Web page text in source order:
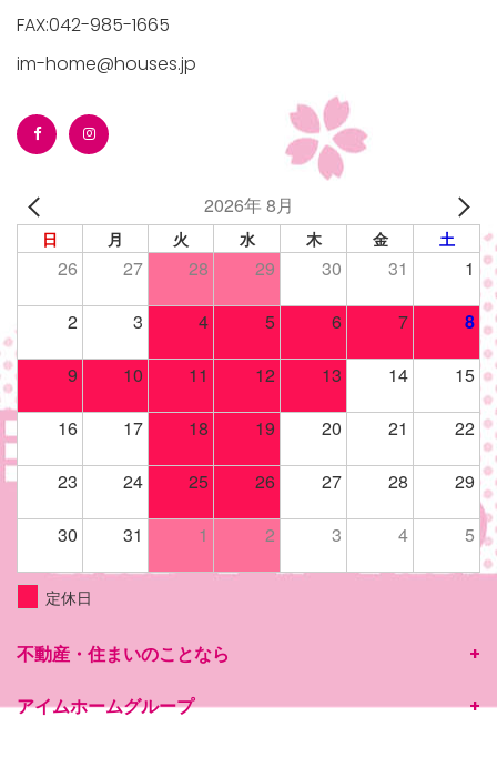
FAX:042-985-1665
im-home@houses.jp
2026年 8月
日 月 火 水 木 金 土
26 27 28 29 30 31 1
2 3 4 5 6 7 8
9 10 11 12 13 14 15
16 17 18 19 20 21 22
23 24 25 26 27 28 29
30 31 1 2 3 4 5
定休日
不動産・住まいのことなら
アイムホームグループ